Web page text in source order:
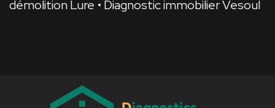
démolition Lure
Diagnostic immobilier Vesoul